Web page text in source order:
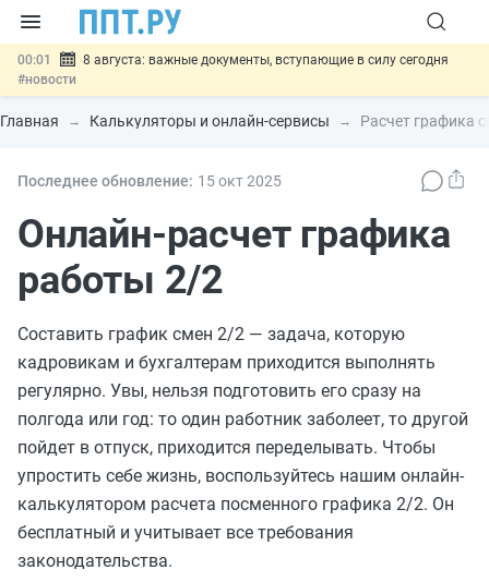
00:01
8 августа: важные документы, вступающие в силу сегодня
#новости
07.08 Подписан закон о блокировке продажи опасных товаров через
«Честный знак»#новости
07.08 Госпошлину за устранение ошибок в документах предлагают
07.08
Важно
Разработают единые критерии трудовых и ГПХ-
отношений#новости
Главная Калькуляторы и онлайн-сервисы Расчет графика
Последнее обновление: 15 окт2025
Онлайн-расчет графика
работы 2/2
Составить график смен 2/2 — задача, которую
кадровикам и бухгалтерам приходится выполнять
регулярно. Увы, нельзя подготовить его сразу на
полгода или год: то один работник заболеет, то другой
пойдет в отпуск, приходится переделывать. Чтобы
упростить себе жизнь, воспользуйтесь нашим онлайн-
калькулятором расчета посменного графика 2/2. Он
бесплатный и учитывает все требования
законодательства.